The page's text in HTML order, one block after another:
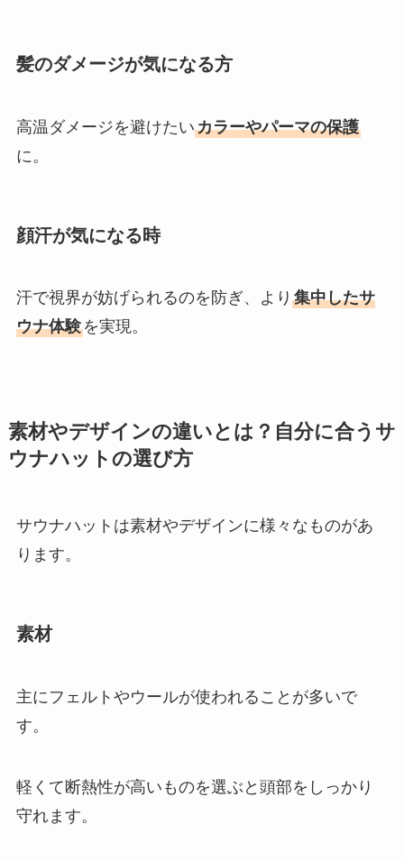
髪のダメージが気になる方
高温ダメージを避けたいカラーやパーマの保護
に。
顔汗が気になる時
汗で視界が妨げられるのを防ぎ、より 集中したサ
ウナ体験を実現。
素材やデザインの違いとは？自分に合うサ
ウナハットの選び方
サウナハットは素材やデザインに様々なものがあ
ります。
素材
主にフェルトやウールが使われることが多いで
す。
軽くて断熱性が高いものを選ぶと頭部をしっかり
守れます。